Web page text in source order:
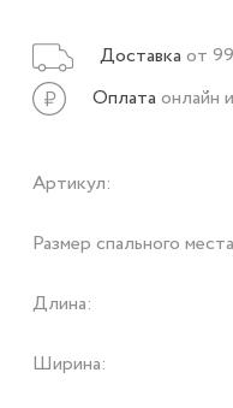
Доставка от
Оплата онлайн
Артикул:
Размер спального
Длина:
Ширина: